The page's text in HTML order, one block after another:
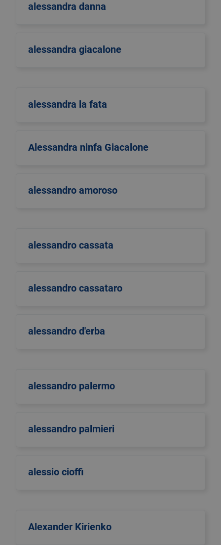
alessandra danna
alessandra giacalone
alessandra la fata
Alessandra ninfa Giacalone
alessandro amoroso
alessandro cassata
alessandro cassataro
alessandro d'erba
alessandro palermo
alessandro palmieri
alessio cioffi
Alexander Kirienko